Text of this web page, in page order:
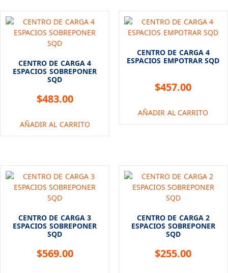
CENTRO DE CARGA 4
ESPACIOS SOBREPONER
SQD
$483.00
AÑADIR AL CARRITO
CENTRO DE CARGA 4
ESPACIOS EMPOTRAR SQD
$457.00
AÑADIR AL CARRITO
CENTRO DE CARGA 3
ESPACIOS SOBREPONER
SQD
$569.00
CENTRO DE CARGA 2
ESPACIOS SOBREPONER
SQD
$255.00